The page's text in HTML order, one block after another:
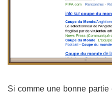
Si comme une bonne